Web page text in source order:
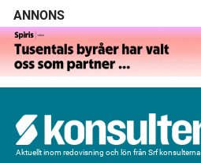
ANNONS
Aktuellt inom redovisning och lön från Srf konsulterna